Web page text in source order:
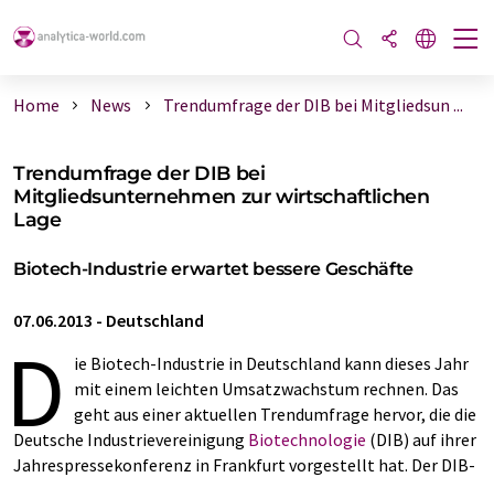
Home News Trendumfrage der DIB bei Mitgliedsun ...
Trendumfrage der DIB bei
Mitgliedsunternehmen zur wirtschaftlichen
Lage
Biotech-Industrie erwartet bessere Geschäfte
07.06.2013 - Deutschland
D
ie Biotech-Industrie in Deutschland kann dieses Jahr
mit einem leichten Umsatzwachstum rechnen. Das
geht aus einer aktuellen Trendumfrage hervor, die die
Deutsche Industrievereinigung Biotechnologie (DIB) auf ihrer
Jahrespressekonferenz in Frankfurt vorgestellt hat. Der DIB-